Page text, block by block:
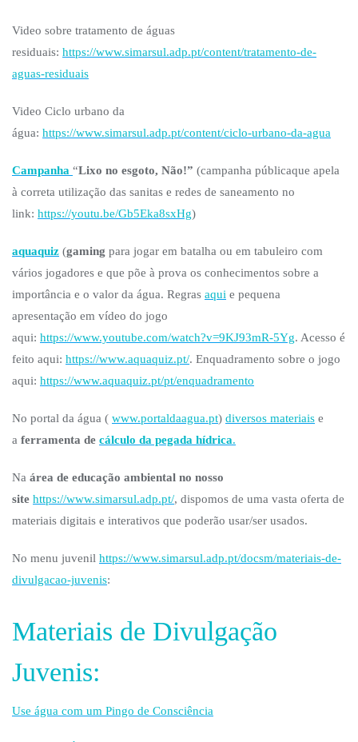
Video sobre tratamento de águas
residuais: https://www.simarsul.adp.pt/content/tratamento-de-
aguas-residuais
Video Ciclo urbano da
água: https://www.simarsul.adp.pt/content/ciclo-urbano-da-agua
Campanha “Lixo no esgoto, Não!” (campanha públicaque apela
à correta utilização das sanitas e redes de saneamento no
link: https://youtu.be/Gb5Eka8sxHg)
aquaquiz (gaming para jogar em batalha ou em tabuleiro com
vários jogadores e que põe à prova os conhecimentos sobre a
importância e o valor da água. Regras aqui e pequena
apresentação em vídeo do jogo
aqui: https://www.youtube.com/watch?v=9KJ93mR-5Yg. Acesso é
feito aqui: https://www.aquaquiz.pt/. Enquadramento sobre o jogo
aqui: https://www.aquaquiz.pt/pt/enquadramento
No portal da água ( www.portaldaagua.pt) diversos materiais e
a ferramenta de cálculo da pegada hídrica.
Na área de educação ambiental no nosso
site https://www.simarsul.adp.pt/, dispomos de uma vasta oferta de
materiais digitais e interativos que poderão usar/ser usados.
No menu juvenil https://www.simarsul.adp.pt/docsm/materiais-de-
divulgacao-juvenis:
Materiais de Divulgação
Juvenis:
Use água com um Pingo de Consciência